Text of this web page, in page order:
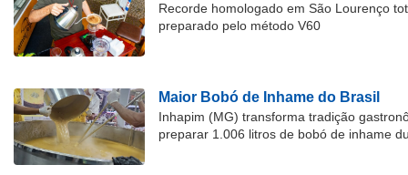
Recorde homologado em São Lourenço
preparado pelo método V60
Maior Bobó de Inhame do Brasil
Inhapim (MG) transforma tradição
preparar 1.006 litros de bobó de inhame